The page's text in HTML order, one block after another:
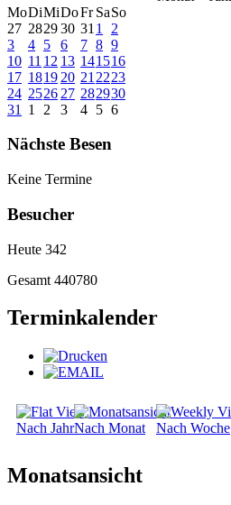
MoDiMiDoFr SaSo
27 282930 31 1
2
3
4 5 6 7 8 9
10 11 12 13 141516
17 1819 20 21 2223
24 2526 27 282930
31
1 2 3 4 5 6
Nächste Besen
Keine Termine
Besucher
Heute 342
Gesamt 440780
Terminkalender
Nach JahrNach Monat Nach Woche
Monatsansicht